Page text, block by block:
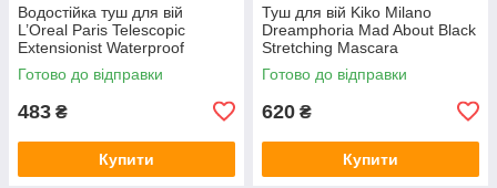
Водостійка туш для вій
L’Oreal Paris Telescopic
Extensionist Waterproof
Mascara Black
Готово до відправки
483 ₴
Купити
Туш для вій Kiko Milano
Dreamphoria Mad About Black
Stretching Mascara
Готово до відправки
620 ₴
Купити